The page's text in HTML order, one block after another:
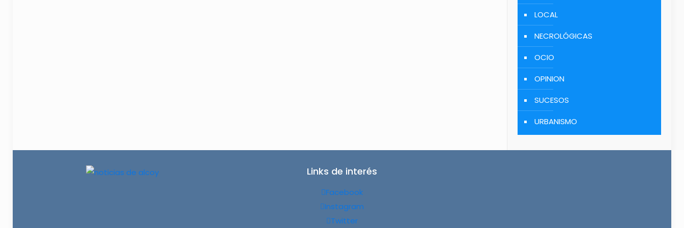
LOCAL
NECROLÓGICAS
OCIO
OPINION
SUCESOS
URBANISMO
Links de interés
Facebook
Instagram
Twitter